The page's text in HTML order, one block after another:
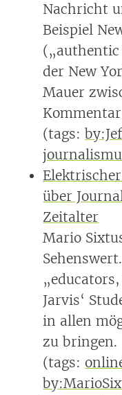
Nachricht
Beispiel
(„authentic
der New
Mauer
(tags:
über
Zeitalter
Mario
Jarvis‘
in allen
zu bringen.
(tags: